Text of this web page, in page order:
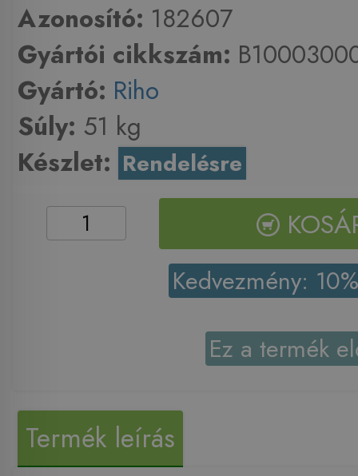
Azonosító: 182607
Gyártói cikkszám:
Gyártó: Riho
Súly: 51 kg
Készlet: Rendelésre
Kedvezmény:
Ez a termék
Termék leírás